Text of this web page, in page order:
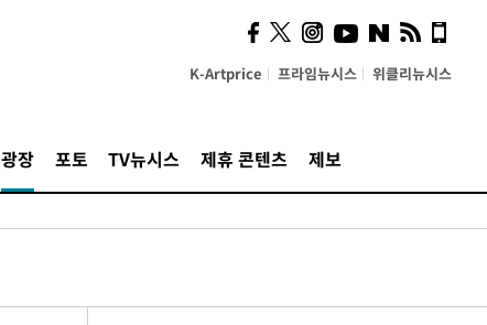
K-Artprice 프라임뉴시스 위클리뉴시스
광장 포토 TV뉴시스 제휴 콘텐츠 제보